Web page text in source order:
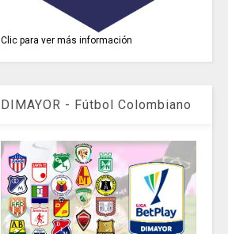
Clic para ver más información
DIMAYOR - Fútbol Colombiano